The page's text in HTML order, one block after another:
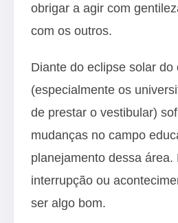
obrigar a agir com
com os outros.
Diante do eclipse solar do
(especialmente os
de prestar o vestibular)
mudanças no campo
planejamento dessa área.
interrupção ou
ser algo bom.